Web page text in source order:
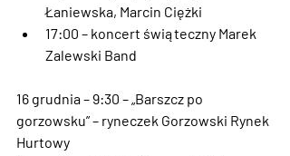
Łaniewska, Marcin Ciężki
17:00 – koncert świąteczny Marek
Zalewski Band
16 grudnia – 9:30 – „Barszcz po
gorzowsku” – ryneczek Gorzowski Rynek
Hurtowy